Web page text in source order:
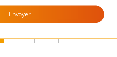
Sculpture en résine de Cow-
boy Sauvage à Cheval
2 3 Suivant
Envoyer